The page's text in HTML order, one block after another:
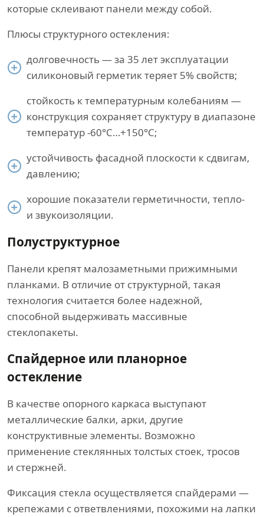
которые склеивают панели между собой.
Плюсы структурного остекления:
долговечность — за 35 лет эксплуатации
силиконовый герметик теряет 5% свойств;
стойкость к температурным колебаниям —
конструкция сохраняет структуру в диапазоне
температур -60°С…+150°С;
устойчивость фасадной плоскости к сдвигам,
давлению;
хорошие показатели герметичности, тепло-
и звукоизоляции.
Полуструктурное
Панели крепят малозаметными прижимными
планками. В отличие от структурной, такая
технология считается более надежной,
способной выдерживать массивные
стеклопакеты.
Спайдерное или планорное
остекление
В качестве опорного каркаса выступают
металлические балки, арки, другие
конструктивные элементы. Возможно
применение стеклянных толстых стоек, тросов
и стержней.
Фиксация стекла осуществляется спайдерами —
крепежами с ответвлениями, похожими на лапки